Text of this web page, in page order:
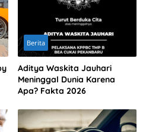
Berita
Aditya Waskita Jauhari
Meninggal Dunia Karena
Apa? Fakta 2026